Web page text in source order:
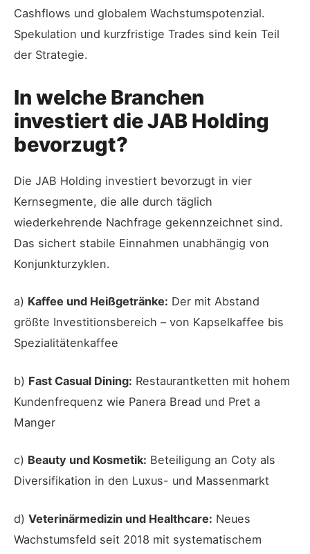
Cashflows und globalem Wachstumspotenzial.
Spekulation und kurzfristige Trades sind kein Teil
der Strategie.
In welche Branchen
investiert die JAB Holding
bevorzugt?
Die JAB Holding investiert bevorzugt in vier
Kernsegmente, die alle durch täglich
wiederkehrende Nachfrage gekennzeichnet sind.
Das sichert stabile Einnahmen unabhängig von
Konjunkturzyklen.
a) Kaffee und Heißgetränke: Der mit Abstand
größte Investitionsbereich – von Kapselkaffee bis
Spezialitätenkaffee
b) Fast Casual Dining: Restaurantketten mit hohem
Kundenfrequenz wie Panera Bread und Pret a
Manger
c) Beauty und Kosmetik: Beteiligung an Coty als
Diversifikation in den Luxus- und Massenmarkt
d) Veterinärmedizin und Healthcare: Neues
Wachstumsfeld seit 2018 mit systematischem